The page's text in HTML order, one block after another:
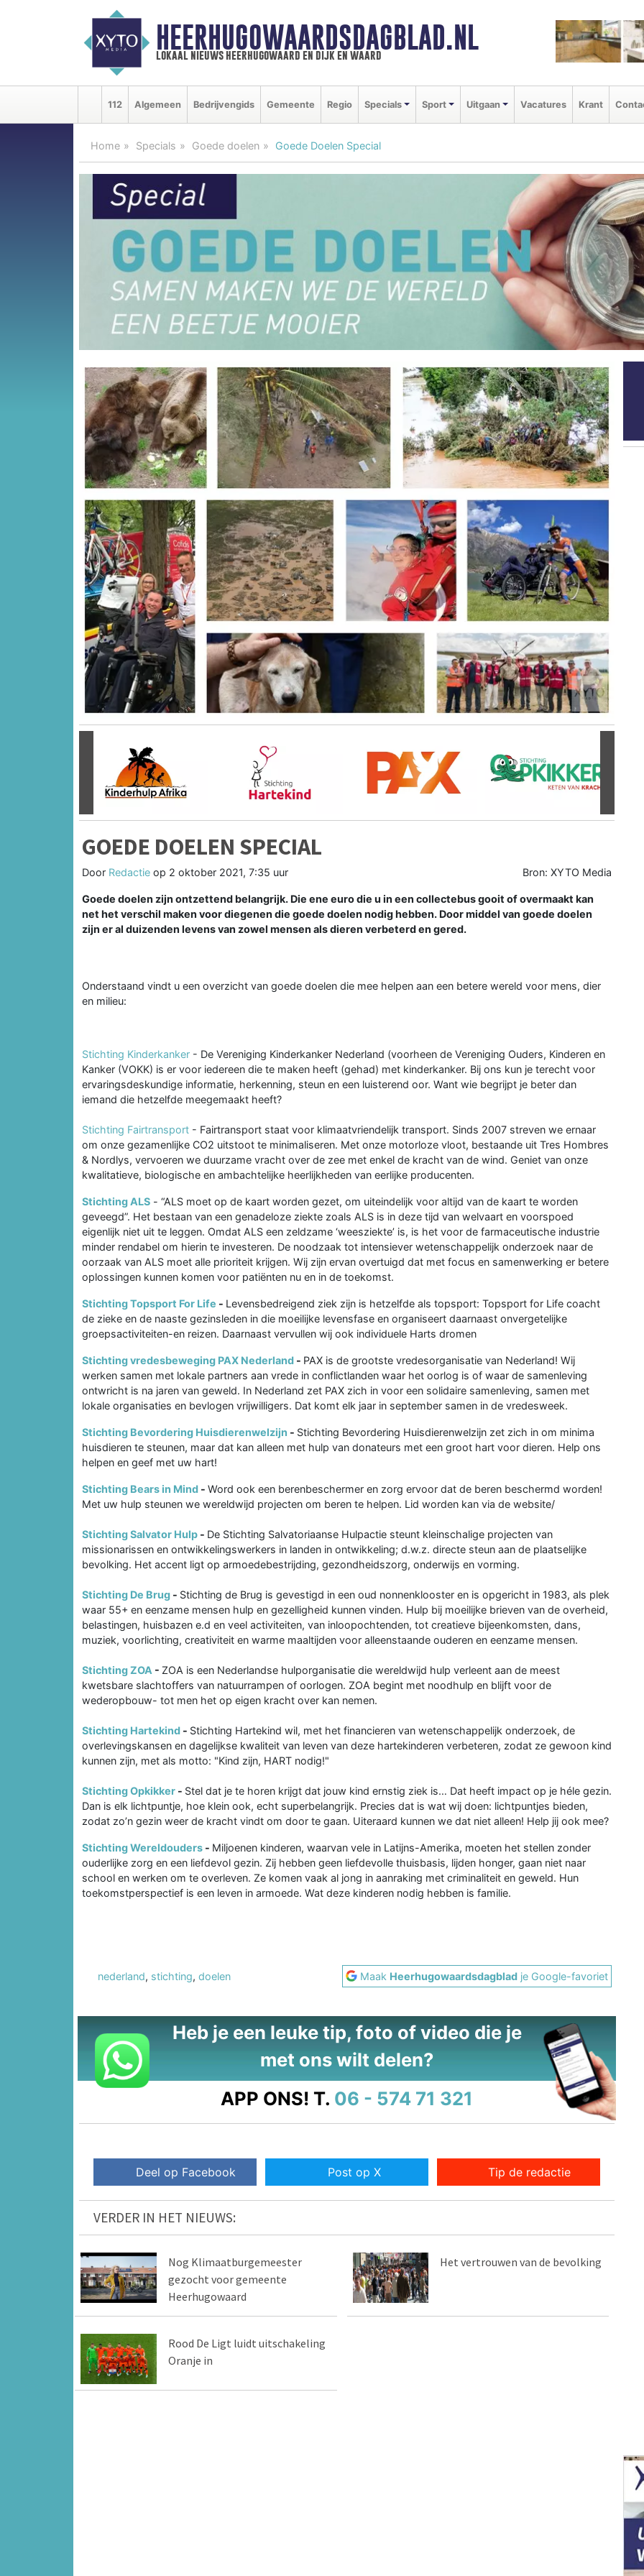
HEERHUGOWAARDSDAGBLAD.NL
lokaal nieuws heerhugowaard en dijk en waard
112 Algemeen Bedrijvengids Gemeente Regio Specials Sport Uitgaan Vacatures Krant
Home Specials Goede doelen Goede Doelen Special
Vorige
GOEDE DOELEN SPECIAL
Door Redactie op 2 oktober 2021, 7:35 uur Bron: XYTO Media
Goede doelen zijn ontzettend belangrijk. Die ene euro die u in een collectebus gooit of overmaakt kan
net het verschil maken voor diegenen die goede doelen nodig hebben. Door middel van goede doelen
zijn er al duizenden levens van zowel mensen als dieren verbeterd en gered.
Onderstaand vindt u een overzicht van goede doelen die mee helpen aan een betere wereld voor mens, dier
en milieu:
Stichting Kinderkanker - De Vereniging Kinderkanker Nederland (voorheen de Vereniging Ouders, Kinderen en
Kanker (VOKK) is er voor iedereen die te maken heeft (gehad) met kinderkanker. Bij ons kun je terecht voor
ervaringsdeskundige informatie, herkenning, steun en een luisterend oor. Want wie begrijpt je beter dan
iemand die hetzelfde meegemaakt heeft?
Stichting Fairtransport - Fairtransport staat voor klimaatvriendelijk transport. Sinds 2007 streven we ernaar
om onze gezamenlijke CO2 uitstoot te minimaliseren. Met onze motorloze vloot, bestaande uit Tres Hombres
& Nordlys, vervoeren we duurzame vracht over de zee met enkel de kracht van de wind. Geniet van onze
kwalitatieve, biologische en ambachtelijke heerlijkheden van eerlijke producenten.
Stichting ALS - “ALS moet op de kaart worden gezet, om uiteindelijk voor altijd van de kaart te worden
geveegd”. Het bestaan van een genadeloze ziekte zoals ALS is in deze tijd van welvaart en voorspoed
eigenlijk niet uit te leggen. Omdat ALS een zeldzame ‘weesziekte’ is, is het voor de farmaceutische industrie
minder rendabel om hierin te investeren. De noodzaak tot intensiever wetenschappelijk onderzoek naar de
oorzaak van ALS moet alle prioriteit krijgen. Wij zijn ervan overtuigd dat met focus en samenwerking er betere
oplossingen kunnen komen voor patiënten nu en in de toekomst.
Stichting Topsport For Life - Levensbedreigend ziek zijn is hetzelfde als topsport: Topsport for Life coacht
de zieke en de naaste gezinsleden in die moeilijke levensfase en organiseert daarnaast onvergetelijke
groepsactiviteiten-en reizen. Daarnaast vervullen wij ook individuele Harts dromen
Stichting vredesbeweging PAX Nederland - PAX is de grootste vredesorganisatie van Nederland! Wij
werken samen met lokale partners aan vrede in conflictlanden waar het oorlog is of waar de samenleving
ontwricht is na jaren van geweld. In Nederland zet PAX zich in voor een solidaire samenleving, samen met
lokale organisaties en bevlogen vrijwilligers. Dat komt elk jaar in september samen in de vredesweek.
Stichting Bevordering Huisdierenwelzijn - Stichting Bevordering Huisdierenwelzijn zet zich in om minima
huisdieren te steunen, maar dat kan alleen met hulp van donateurs met een groot hart voor dieren. Help ons
helpen en geef met uw hart!
Stichting Bears in Mind - Word ook een berenbeschermer en zorg ervoor dat de beren beschermd worden!
Met uw hulp steunen we wereldwijd projecten om beren te helpen. Lid worden kan via de website/
Stichting Salvator Hulp - De Stichting Salvatoriaanse Hulpactie steunt kleinschalige projecten van
missionarissen en ontwikkelingswerkers in landen in ontwikkeling; d.w.z. directe steun aan de plaatselijke
bevolking. Het accent ligt op armoedebestrijding, gezondheidszorg, onderwijs en vorming.
Stichting De Brug - Stichting de Brug is gevestigd in een oud nonnenklooster en is opgericht in 1983, als plek
waar 55+ en eenzame mensen hulp en gezelligheid kunnen vinden. Hulp bij moeilijke brieven van de overheid,
belastingen, huisbazen e.d en veel activiteiten, van inloopochtenden, tot creatieve bijeenkomsten, dans,
muziek, voorlichting, creativiteit en warme maaltijden voor alleenstaande ouderen en eenzame mensen.
Stichting ZOA - ZOA is een Nederlandse hulporganisatie die wereldwijd hulp verleent aan de meest
kwetsbare slachtoffers van natuurrampen of oorlogen. ZOA begint met noodhulp en blijft voor de
wederopbouw- tot men het op eigen kracht over kan nemen.
Stichting Hartekind - Stichting Hartekind wil, met het financieren van wetenschappelijk onderzoek, de
overlevingskansen en dagelijkse kwaliteit van leven van deze hartekinderen verbeteren, zodat ze gewoon kind
kunnen zijn, met als motto: "Kind zijn, HART nodig!"
Stichting Opkikker - Stel dat je te horen krijgt dat jouw kind ernstig ziek is… Dat heeft impact op je héle gezin.
Dan is elk lichtpuntje, hoe klein ook, echt superbelangrijk. Precies dat is wat wij doen: lichtpuntjes bieden,
zodat zo’n gezin weer de kracht vindt om door te gaan. Uiteraard kunnen we dat niet alleen! Help jij ook mee?
Stichting Wereldouders - Miljoenen kinderen, waarvan vele in Latijns-Amerika, moeten het stellen zonder
ouderlijke zorg en een liefdevol gezin. Zij hebben geen liefdevolle thuisbasis, lijden honger, gaan niet naar
school en werken om te overleven. Ze komen vaak al jong in aanraking met criminaliteit en geweld. Hun
toekomstperspectief is een leven in armoede. Wat deze kinderen nodig hebben is familie.
nederland, stichting, doelen Maak Heerhugowaardsdagblad je Google-favoriet
Heb je een leuke tip, foto of video die je
met ons wilt delen?
APP ONS! T. 06 - 574 71 321
Deel op Facebook Post op X Tip de redactie
VERDER IN HET NIEUWS:
Nog Klimaatburgemeester
gezocht voor gemeente
Heerhugowaard
Het vertrouwen van de bevolking
Rood De Ligt luidt uitschakeling
Oranje in